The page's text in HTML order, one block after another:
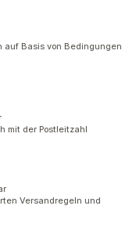
auf Basis von Bedingungen
mit der Postleitzahl
Versandregeln und